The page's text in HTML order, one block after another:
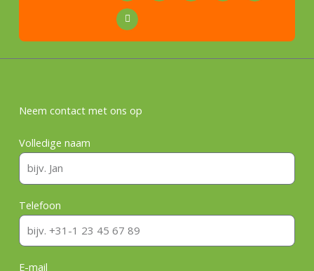
Neem contact met ons op
Volledige naam
Telefoon
E-mail